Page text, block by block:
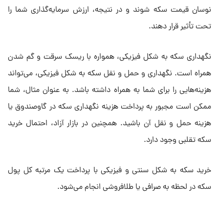
نوسان قیمت سکه شوند و در نتیجه، ارزش سرمایه‌گذاری شما را
تحت تأثیر قرار دهند.
نگهداری سکه به شکل فیزیکی، همواره با ریسک سرقت و گم شدن
همراه است. نگهداری و حمل و نقل سکه به شکل فیزیکی، می‌تواند
هزینه‌هایی را برای شما به همراه داشته باشد. به عنوان مثال، شما
ممکن است مجبور به پرداخت هزینه نگهداری سکه در گاوصندوق یا
هزینه حمل و نقل آن باشید. همچنین در بازار آزاد، احتمال خرید
سکه تقلبی وجود دارد.
خرید سکه به شکل سنتی و فیزیکی با پرداخت یک مرتبه کل پول
سکه در لحظه به صرافی یا طلافروشی انجام می‌شود.